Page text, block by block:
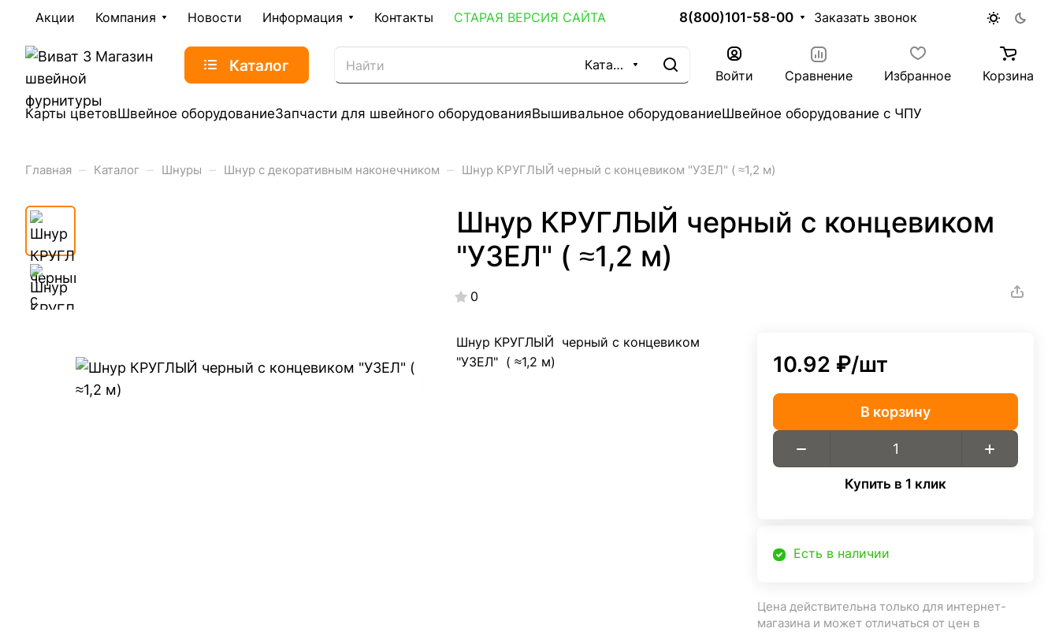
Акции Компания Новости Информация Контакты СТАРАЯ ВЕРСИЯ САЙТА 8(800)101-58-00 Заказать звонок
Каталог Каталог
Войти Сравнение Избранное Корзина
Карты цветовШвейное оборудованиеЗапчасти для швейного оборудованияВышивальное оборудованиеШвейное оборудование с ЧПУ
Главная – Каталог – Шнуры – Шнур с декоративным наконечником – Шнур КРУГЛЫЙ черный с концевиком "УЗЕЛ" ( ≈1,2 м)
Шнур КРУГЛЫЙ черный с концевиком
"УЗЕЛ" ( ≈1,2 м)
0
Шнур КРУГЛЫЙ черный с концевиком
"УЗЕЛ" ( ≈1,2 м)
10.92 ₽/шт
В корзину
Купить в 1 клик
Есть в наличии
Цена действительна только для интернет-
магазина и может отличаться от цен в